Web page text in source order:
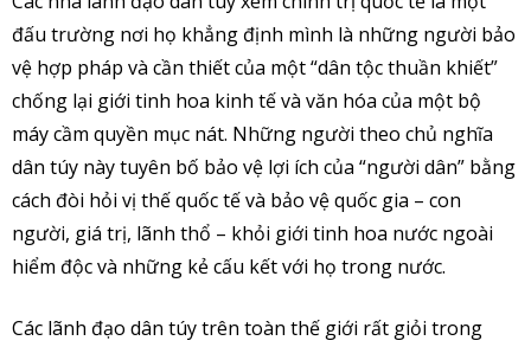
đấu trường nơi họ khẳng định mình là những người bảo
vệ hợp pháp và cần thiết của một “dân tộc thuần khiết”
chống lại giới tinh hoa kinh tế và văn hóa của một bộ
máy cầm quyền mục nát. Những người theo chủ nghĩa
dân túy này tuyên bố bảo vệ lợi ích của “người dân” bằng
cách đòi hỏi vị thế quốc tế và bảo vệ quốc gia – con
người, giá trị, lãnh thổ – khỏi giới tinh hoa nước ngoài
hiểm độc và những kẻ cấu kết với họ trong nước.
Các lãnh đạo dân túy trên toàn thế giới rất giỏi trong